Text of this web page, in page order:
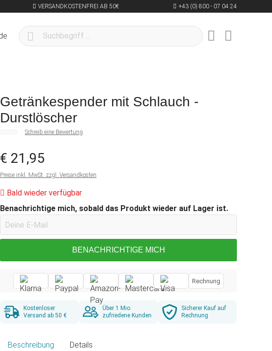
VERSANDKOSTENFREI AB 50€ +43 (0) 800 - 07 04 24
Getränkespender mit Schlauch -
Durstlöscher
Schreib eine Bewertung
€ 21,95
Preise inkl. MwSt. zzgl. Versandkosten
Bald wieder verfügbar
Benachrichtige mich, sobald das Produkt wieder auf Lager ist.
BENACHRICHTIGE MICH
Rechnung
Kostenloser
Versand ab 50 €
Über 1 Mio.
zufriedene Kunden
Sicherer Kauf auf
Rechnung
Beschreibung Details